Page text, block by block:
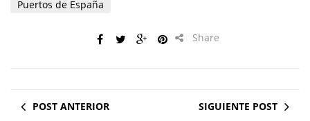
Puertos de España
Share
POST ANTERIOR SIGUIENTE POST